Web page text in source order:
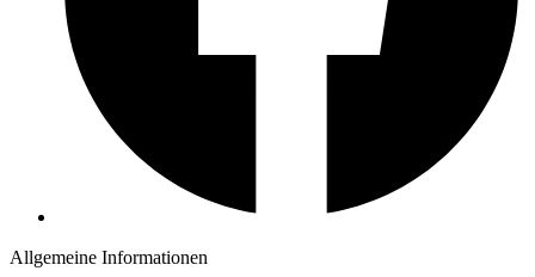
Allgemeine Informationen